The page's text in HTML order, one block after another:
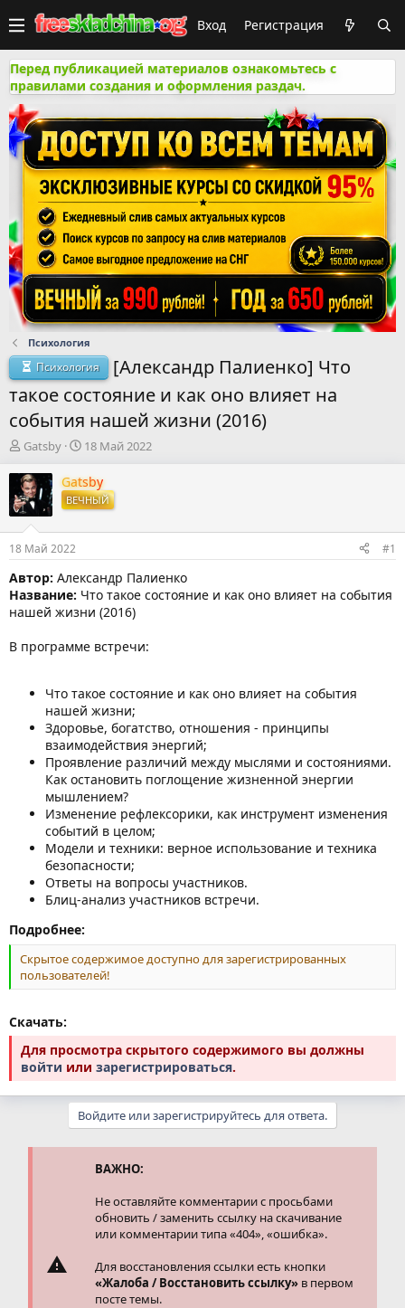
Вход Регистрация
Перед публикацией материалов ознакомьтесь с
правилами создания и оформления раздач.
Психология
Психология
[Александр Палиенко] Что
такое состояние и как оно влияет на
события нашей жизни (2016)
А
т
о
р
т
е
м
ы
Gatsby
Д
т
а
н
а
л
а
18 Май 2022
Gatsby
ВЕЧНЫЙ
18 Май 2022 #1
Автор: Александр Палиенко
Название: Что такое состояние и как оно влияет на события
нашей жизни (2016)
В программе встречи:
Что такое состояние и как оно влияет на события
нашей жизни;
Здоровье, богатство, отношения - принципы
взаимодействия энергий;
Проявление различий между мыслями и состояниями.
Как остановить поглощение жизненной энергии
мышлением?
Изменение рефлексорики, как инструмент изменения
событий в целом;
Модели и техники: верное использование и техника
безопасности;
Ответы на вопросы участников.
Блиц-анализ участников встречи.
Подробнее:
Скрытое содержимое доступно для зарегистрированных
пользователей!
Скачать:
Для просмотра скрытого содержимого вы должны
войти или зарегистрироваться.
Войдите или зарегистрируйтесь для ответа.
ВАЖНО:
Не оставляйте комментарии с просьбами
обновить / заменить ссылку на скачивание
или комментарии типа «404», «ошибка».
Для восстановления ссылки есть кнопки
«Жалоба / Восстановить ссылку» в первом
посте темы.